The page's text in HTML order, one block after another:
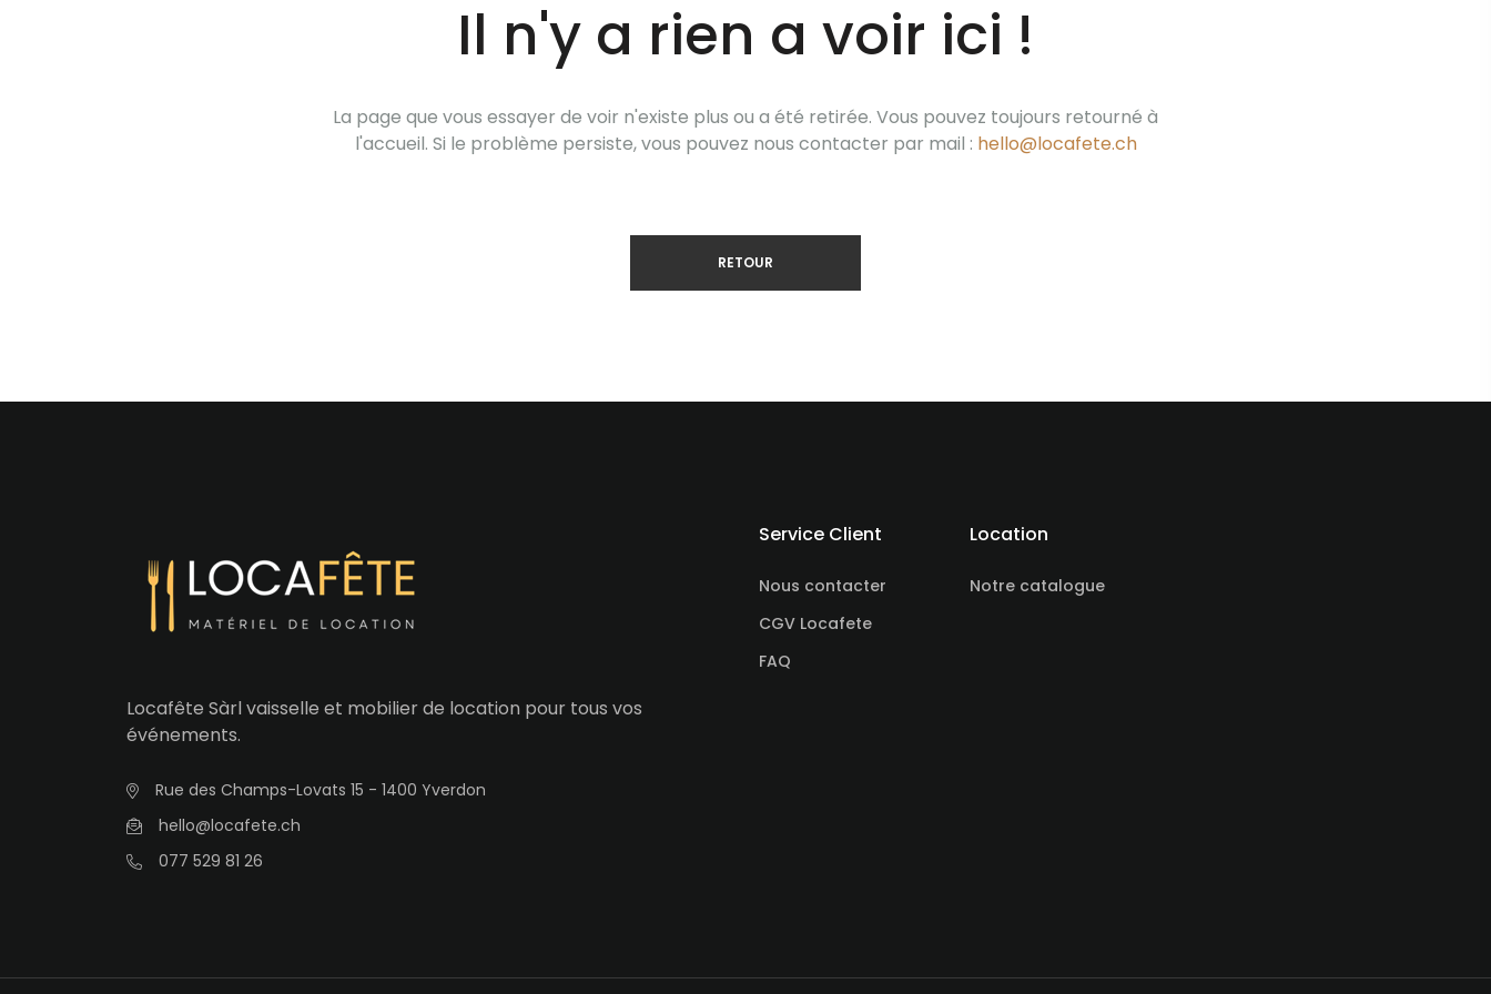
Il n'y a rien a voir ici !
La page que vous essayer de voir n'existe plus ou a été retirée. Vous pouvez toujours retourné à
l'accueil. Si le problème persiste, vous pouvez nous contacter par mail : hello@locafete.ch
RETOUR
Locafête Sàrl vaisselle et mobilier de location pour tous vos
événements.
Rue des Champs-Lovats 15 - 1400 Yverdon
hello@locafete.ch
077 529 81 26
Service Client
Nous contacter
CGV Locafete
FAQ
Location
Notre catalogue